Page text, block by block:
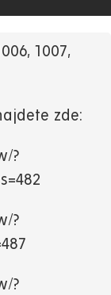
1007,
zde:
?
?
?